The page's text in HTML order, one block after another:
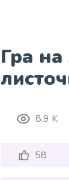
Гра
8.9 K
58